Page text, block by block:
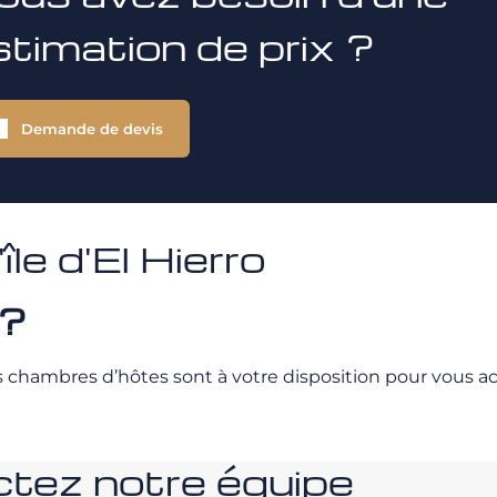
de prix ?
Demande de devis
d'El Hierro
d’hôtes sont à votre disposition pour vous
notre équipe